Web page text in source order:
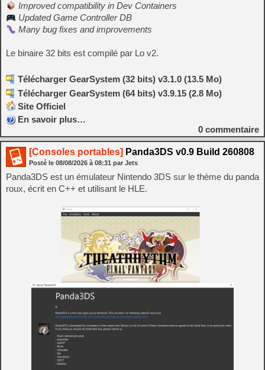
Improved compatibility in Dev Containers
Updated Game Controller DB
Many bug fixes and improvements
Le binaire 32 bits est compilé par Lo v2.
Télécharger GearSystem (32 bits) v3.1.0 (13.5 Mo)
Télécharger GearSystem (64 bits) v3.9.15 (2.8 Mo)
Site Officiel
En savoir plus…
0 commentaire
[Consoles portables] Panda3DS v0.9 Build 260808
Posté le 08/08/2026 à 08:31 par Jets
Panda3DS est un émulateur Nintendo 3DS sur le thème du panda
roux, écrit en C++ et utilisant le HLE.